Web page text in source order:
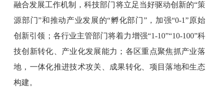
融合发展工作机制，科技部门将立足当好驱动创新的“策
源部门”和推动产业发展的“孵化部门”，加强“0-1”原始
创新引领；各行业主管部门将着力增强“1-10”“10-100”科
技创新转化、产业化发展能力；各区重点聚焦抓产业落
地，一体化推进技术攻关、成果转化、项目落地和生态
构建。